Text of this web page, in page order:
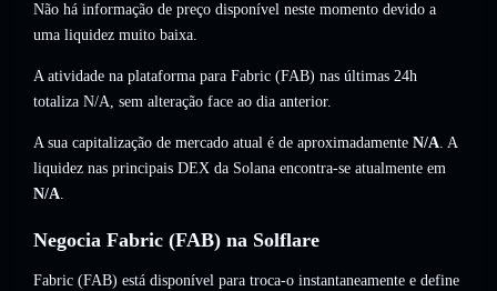
Não há informação de preço disponível neste momento devido a
uma liquidez muito baixa.
A atividade na plataforma para Fabric (FAB) nas últimas 24h
totaliza N/A, sem alteração face ao dia anterior.
A sua capitalização de mercado atual é de aproximadamente N/A. A
liquidez nas principais DEX da Solana encontra-se atualmente em
N/A.
Negocia Fabric (FAB) na Solflare
Fabric (FAB) está disponível para troca-o instantaneamente e define